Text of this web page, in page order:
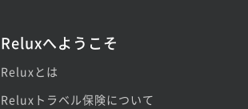
Reluxへようこそ
Reluxとは
Reluxトラベル保険について